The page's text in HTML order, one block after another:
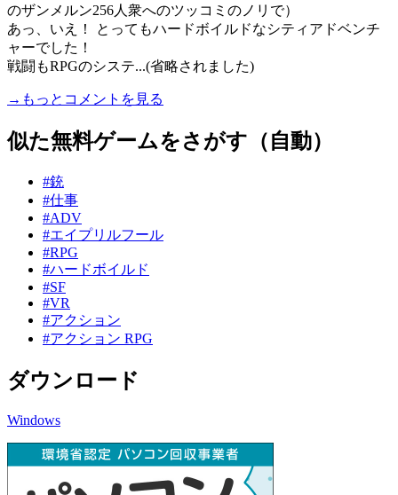
のザンメルン256人衆へのツッコミのノリで）
あっ、いえ！ とってもハードボイルドなシティアドベンチ
ャーでした！
戦闘もRPGのシステ...(省略されました)
→もっとコメントを見る
似た無料ゲームをさがす（自動）
#銃
#仕事
#ADV
#エイプリルフール
#RPG
#ハードボイルド
#SF
#VR
#アクション
#アクション RPG
ダウンロード
Windows